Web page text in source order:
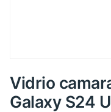
Vidrio
Galaxy S24